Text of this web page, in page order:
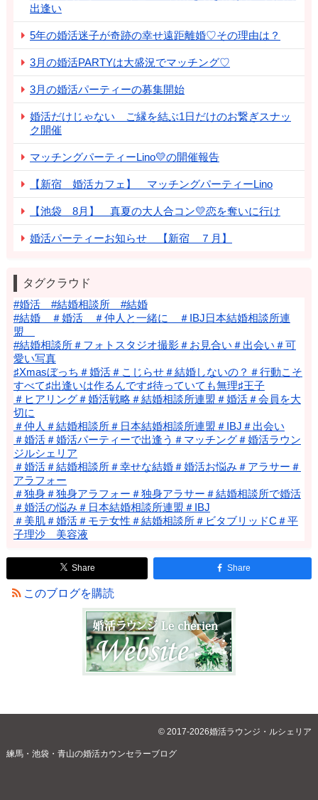
出逢い
5年の婚活迷子が奇跡の幸せ遠距離婚♡その理由は？
3月の婚活PARTYは大盛況でマッチング♡
3月の婚活パーティーの募集開始
婚活だけじゃない ご縁を結ぶ1日だけのお繋ぎスナッ
ク開催
マッチングパーティーLino💛の開催報告
【新宿 婚活カフェ】 マッチングパーティーLino
【池袋 8月】 真夏の大人合コン💛恋を奪いに行け
婚活パーティーお知らせ 【新宿 ７月】
タグクラウド
#婚活 #結婚相談所 #結婚
#結婚 ＃婚活 ＃仲人と一緒に ＃IBJ日本結婚相談所連
盟
#結婚相談所＃フォトスタジオ撮影＃お見合い＃出会い＃可
愛い写真
♯Xmasぼっち＃婚活＃こじらせ＃結婚しないの？＃行動こそ
すべて♯出逢いは作るんです♯待っていても無理♯王子
＃ヒアリング＃婚活戦略＃結婚相談所連盟＃婚活＃会員を大
切に
＃仲人＃結婚相談所＃日本結婚相談所連盟＃IBJ＃出会い
＃婚活＃婚活パーティーで出逢う＃マッチング＃婚活ラウン
ジルシェリア
＃婚活＃結婚相談所＃幸せな結婚＃婚活お悩み＃アラサー＃
アラフォー
＃独身＃独身アラフォー＃独身アラサー＃結婚相談所で婚活
＃婚活の悩み＃日本結婚相談所連盟＃IBJ
＃美肌＃婚活＃モテ女性＃結婚相談所＃ビタブリッドC＃平
子理沙 美容液
Share Share
このブログを購読
© 2017-2026婚活ラウンジ・ルシェリア
練馬・池袋・青山の婚活カウンセラーブログ